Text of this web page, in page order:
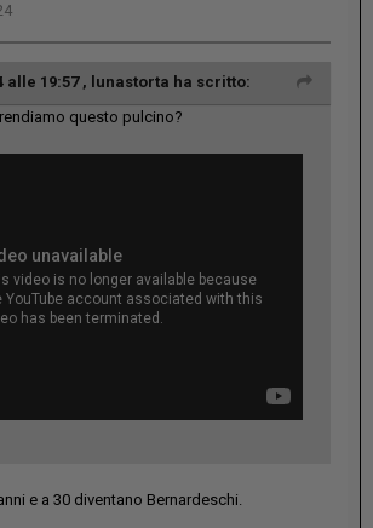
alle 19:57 , lunastorta ha scritto:
questo pulcino?
e a 30 diventano Bernardeschi.